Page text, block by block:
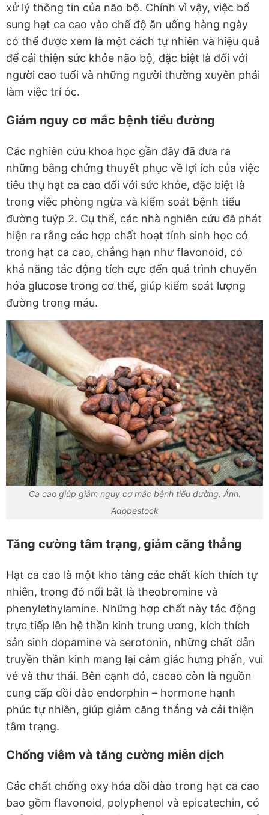
xử lý thông tin của não bộ. Chính vì vậy, việc bổ
sung hạt ca cao vào chế độ ăn uống hàng ngày
có thể được xem là một cách tự nhiên và hiệu quả
để cải thiện sức khỏe não bộ, đặc biệt là đối với
người cao tuổi và những người thường xuyên phải
làm việc trí óc.
Giảm nguy cơ mắc bệnh tiểu đường
Các nghiên cứu khoa học gần đây đã đưa ra
những bằng chứng thuyết phục về lợi ích của việc
tiêu thụ hạt ca cao đối với sức khỏe, đặc biệt là
trong việc phòng ngừa và kiểm soát bệnh tiểu
đường tuýp 2. Cụ thể, các nhà nghiên cứu đã phát
hiện ra rằng các hợp chất hoạt tính sinh học có
trong hạt ca cao, chẳng hạn như flavonoid, có
khả năng tác động tích cực đến quá trình chuyển
hóa glucose trong cơ thể, giúp kiểm soát lượng
đường trong máu.
Ca cao giúp giảm nguy cơ mắc bệnh tiểu đường. Ảnh:
Adobestock
Tăng cường tâm trạng, giảm căng thẳng
Hạt ca cao là một kho tàng các chất kích thích tự
nhiên, trong đó nổi bật là theobromine và
phenylethylamine. Những hợp chất này tác động
trực tiếp lên hệ thần kinh trung ương, kích thích
sản sinh dopamine và serotonin, những chất dẫn
truyền thần kinh mang lại cảm giác hưng phấn, vui
vẻ và thư thái. Bên cạnh đó, cacao còn là nguồn
cung cấp dồi dào endorphin – hormone hạnh
phúc tự nhiên, giúp giảm căng thẳng và cải thiện
tâm trạng.
Chống viêm và tăng cường miễn dịch
Các chất chống oxy hóa dồi dào trong hạt ca cao
bao gồm flavonoid, polyphenol và epicatechin, có